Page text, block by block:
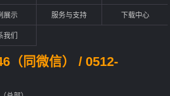
展示 服务与支持 下载中心
我们
（同微信） / 0512-